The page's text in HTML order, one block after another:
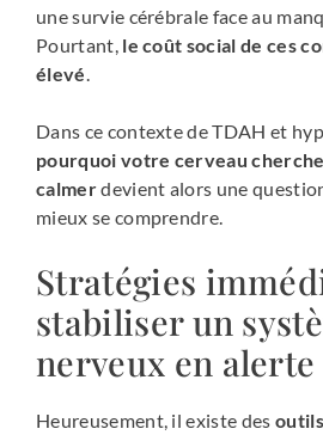
une survie cérébrale face au
Pourtant, le coût social de ces
élevé
Dans ce contexte de TDAH et
pourquoi votre cerveau
calmerdevient alors une
mieux se comprendre.
Stratégies
stabiliser un
nerveux en alerte
Heureusement, il existe des